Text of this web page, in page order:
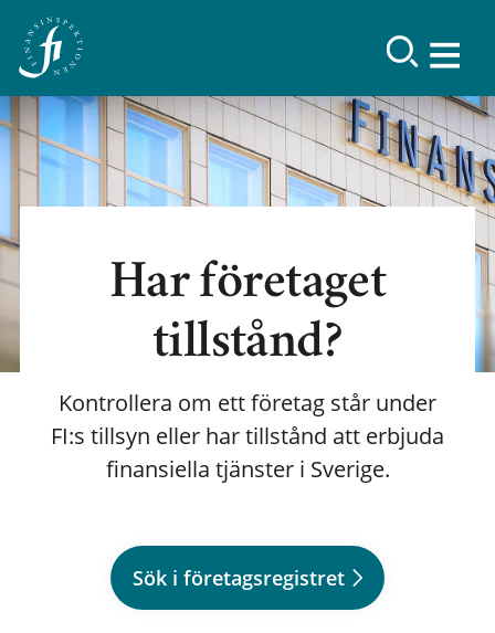
Har företaget
tillstånd?
Kontrollera om ett företag står under
FI:s tillsyn eller har tillstånd att erbjuda
finansiella tjänster i Sverige.
Sök i företagsregistret